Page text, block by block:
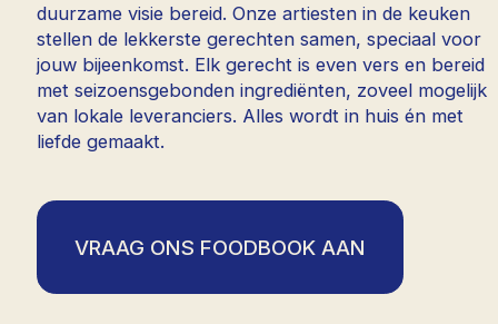
duurzame visie bereid. Onze artiesten in de keuken
stellen de lekkerste gerechten samen, speciaal voor
jouw bijeenkomst. Elk gerecht is even vers en bereid
met seizoensgebonden ingrediënten, zoveel mogelijk
van lokale leveranciers. Alles wordt in huis én met
liefde gemaakt.
VRAAG ONS FOODBOOK AAN